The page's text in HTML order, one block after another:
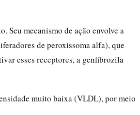
mecanismo de ação envolve a
de peroxissoma alfa), que
esses receptores, a genfibrozila
muito baixa (VLDL), por meio